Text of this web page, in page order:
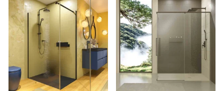
cerramiento sumamente estanco,
confortable y de gran belleza visual.
Aprovechamiento del espacio
angular y variedad de aperturas a
medida